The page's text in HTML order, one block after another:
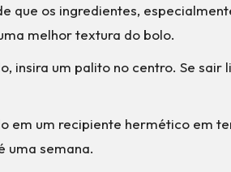
que os ingredientes,
melhor textura do bolo.
insira um palito no centro. Se sair
em um recipiente hermético em
uma semana.